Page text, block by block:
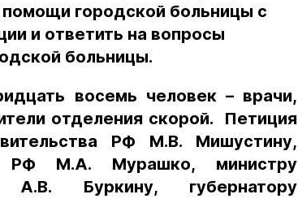
городской больницы с
и ответить на вопросы
больницы.
восемь человек – врачи,
отделения скорой. Петиция
РФ М.В. Мишустину,
РФ М.А. Мурашко, министру
А.В. Буркину, губернатору